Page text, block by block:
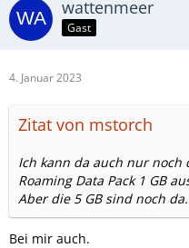
wattenmeer
Gast
4. Januar 2023
Zitat von mstorch
Ich kann da auch nur noch
Roaming Data Pack 1 GB
Aber die 5 GB sind noch da.
Bei mir auch.